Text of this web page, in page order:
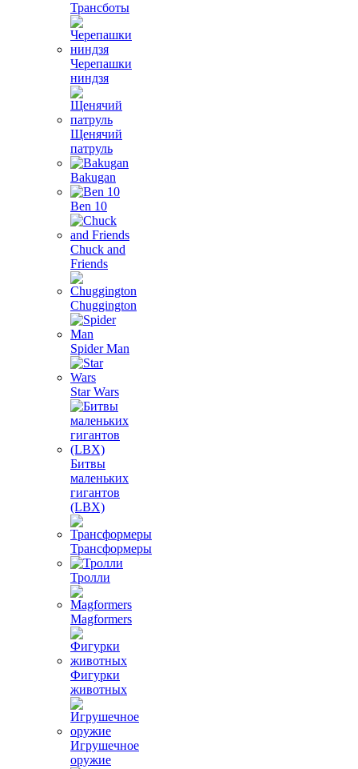
Трансботы
Черепашки
ниндзя
Щенячий
патруль
Bakugan
Ben 10
Chuck and
Friends
Chuggington
Spider Man
Star Wars
Битвы
маленьких
гигантов
(LBX)
Трансформеры
Тролли
Magformers
Фигурки
животных
Игрушечное
оружие